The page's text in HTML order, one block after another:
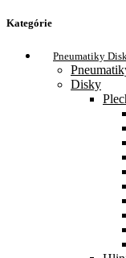
Kategórie
Pneumatiky
Disky